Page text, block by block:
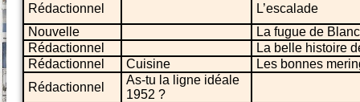
Rédactionnel
L’escalade
Nouvelle
La fugue de
Rédactionnel
La belle histoire
Rédactionnel
Cuisine
Les bonnes
Rédactionnel
As-tu la ligne idéale
1952 ?